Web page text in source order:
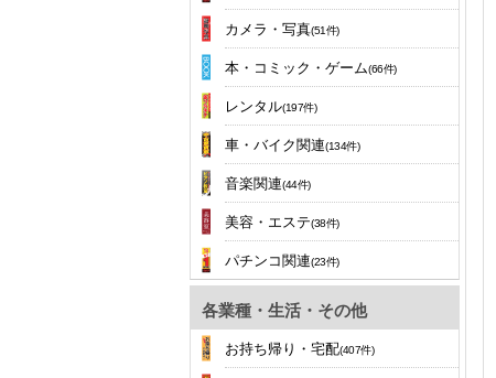
カメラ・写真(51件)
本・コミック・ゲーム(66件)
レンタル(197件)
車・バイク関連(134件)
音楽関連(44件)
美容・エステ(38件)
パチンコ関連(23件)
各業種・生活・その他
お持ち帰り・宅配(407件)